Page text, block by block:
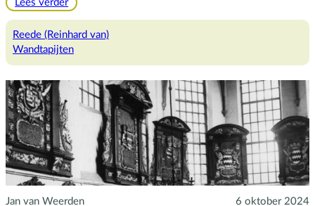
Lees verder
wandtapijten
gobelinkamer
Reede (Reinhard van)
Wandtapijten
Jan van Weerden 6 oktober 2024